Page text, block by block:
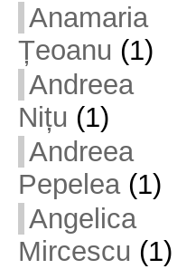
Anamaria
Țeoanu (1)
Andreea
Nițu (1)
Andreea
Pepelea(1)
Angelica
Mircescu (1)